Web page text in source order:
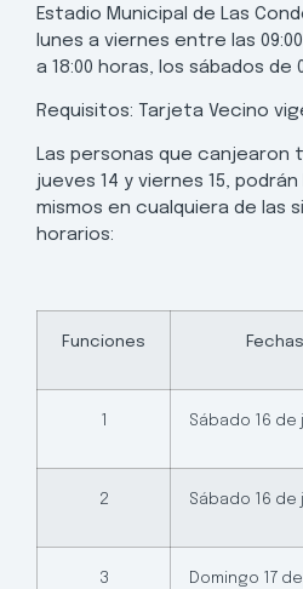
Estadio Municipal de Las
lunes a viernes entre las 09:00
a 18:00 horas, los sábados de
Requisitos: Tarjeta Vecino
Las personas que canjearon
jueves 14 y viernes 15,
mismos en cualquiera de las
horarios:
Funciones Fechas
1 Sábado 16 de
2 Sábado 16 de
3 Domingo 17